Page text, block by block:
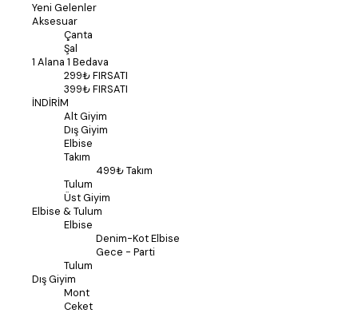
Yeni Gelenler
Aksesuar
Çanta
Şal
1 Alana 1 Bedava
299₺ FIRSATI
399₺ FIRSATI
İNDİRİM
Alt Giyim
Dış Giyim
Elbise
Takım
499₺ Takım
Tulum
Üst Giyim
Elbise & Tulum
Elbise
Denim-Kot Elbise
Gece - Parti
Tulum
Dış Giyim
Mont
Ceket